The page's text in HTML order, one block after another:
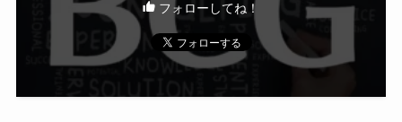
フォローしてね！